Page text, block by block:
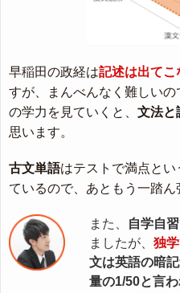
早稲田の政経は記述は出てこ
すが、まんべんなく難しい
の学力を見ていくと、 文法と
思います。
古文単語はテストで満点と
ているので、あともう一踏ん
また、 自学自
ましたが、 独
文は英語の暗
量の1/50と言